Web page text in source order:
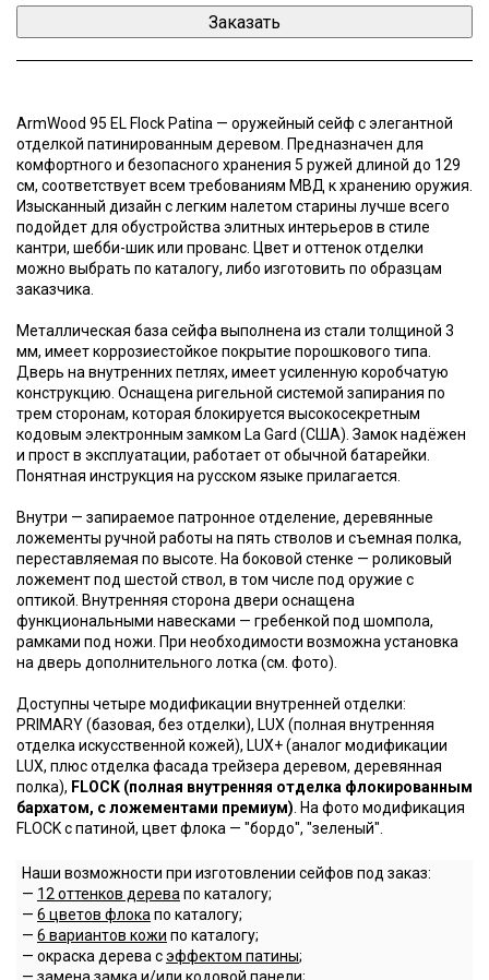
ArmWood 95 EL Flock Patina — оружейный сейф с элегантной
отделкой патинированным деревом. Предназначен для
комфортного и безопасного хранения 5 ружей длиной до 129
cм, соответствует всем требованиям МВД к хранению оружия.
Изысканный дизайн с легким налетом старины лучше всего
подойдет для обустройства элитных интерьеров в стиле
кантри, шебби-шик или прованс. Цвет и оттенок отделки
можно выбрать по каталогу, либо изготовить по образцам
заказчика.
Металлическая база сейфа выполнена из стали толщиной 3
мм, имеет коррозиестойкое покрытие порошкового типа.
Дверь на внутренних петлях, имеет усиленную коробчатую
конструкцию. Оснащена ригельной системой запирания по
трем сторонам, которая блокируется высокосекретным
кодовым электронным замком La Gard (США). Замок надёжен
и прост в эксплуатации, работает от обычной батарейки.
Понятная инструкция на русском языке прилагается.
Внутри — запираемое патронное отделение, деревянные
ложементы ручной работы на пять стволов и съемная полка,
переставляемая по высоте. На боковой стенке — роликовый
ложемент под шестой ствол, в том числе под оружие с
оптикой. Внутренняя сторона двери оснащена
функциональными навесками — гребенкой под шомпола,
рамками под ножи. При необходимости возможна установка
на дверь дополнительного лотка (см. фото).
Доступны четыре модификации внутренней отделки:
PRIMARY (базовая, без отделки), LUX (полная внутренняя
отделка искусственной кожей), LUX+ (аналог модификации
LUX, плюс отделка фасада трейзера деревом, деревянная
полка), FLOCK (полная внутренняя отделка флокированным
бархатом, с ложементами премиум) . На фото модификация
FLOCK с патиной, цвет флока — "бордо", "зеленый".
Наши возможности при изготовлении сейфов под заказ:
— 12 оттенков дерева по каталогу;
— 6 цветов флока по каталогу;
— 6 вариантов кожи по каталогу;
— окраска дерева сэффектом патины;